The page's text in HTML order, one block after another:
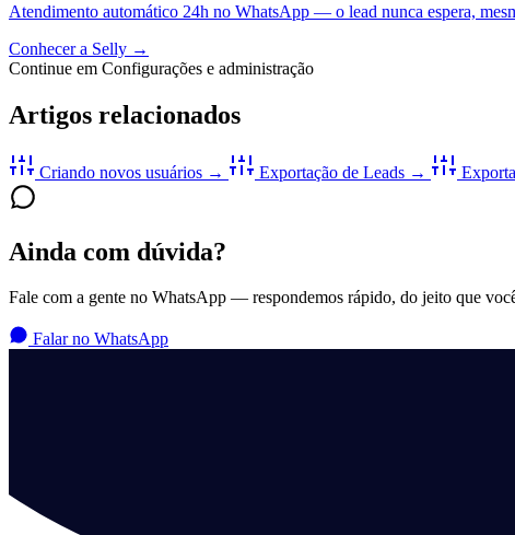
Atendimento automático 24h no WhatsApp — o lead nunca espera,
Conhecer a Selly →
Continue em Configurações e administração
Artigos relacionados
Criando novos usuários → Exportação de Leads →
Ainda com dúvida?
Fale com a gente no WhatsApp — respondemos rápido, do jeito que
Falar no WhatsApp